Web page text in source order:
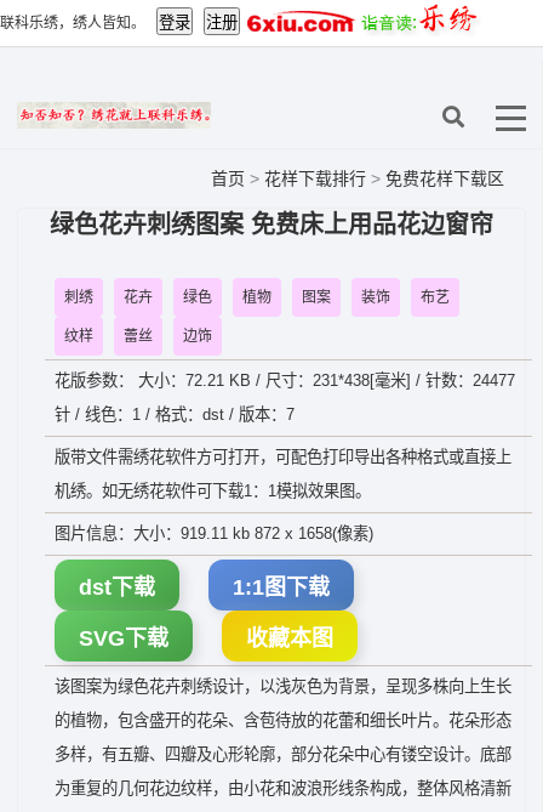
联科乐绣，绣人皆知。
首页 > 花样下载排行 > 免费花样下载区
绿色花卉刺绣图案 免费床上用品花边窗帘
刺绣 花卉 绿色 植物 图案 装饰 布艺
纹样 蕾丝 边饰
花版参数： 大小：72.21 KB / 尺寸：231*438[毫米] / 针数：24477
针 / 线色：1 / 格式：dst / 版本：7
版带文件需绣花软件方可打开，可配色打印导出各种格式或直接上
机绣。如无绣花软件可下载1：1模拟效果图。
图片信息：大小：919.11 kb 872 x 1658(像素)
dst下载 1:1图下载
SVG下载 收藏本图
该图案为绿色花卉刺绣设计，以浅灰色为背景，呈现多株向上生长
的植物，包含盛开的花朵、含苞待放的花蕾和细长叶片。花朵形态
多样，有五瓣、四瓣及心形轮廓，部分花朵中心有镂空设计。底部
为重复的几何花边纹样，由小花和波浪形线条构成，整体风格清新